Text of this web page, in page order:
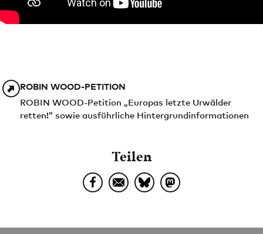
ROBIN WOOD-PETITION
ROBIN WOOD-Petition „Europas letzte Urwälder
retten!“ sowie ausführliche Hintergrundinformationen
Teilen